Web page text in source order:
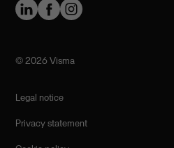
©️ 2026 Visma
Legal notice
Privacy statement